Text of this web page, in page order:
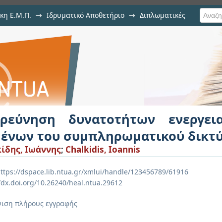
Ε.Μ.Π. → Ιδρυματικό Αποθετήριο → Διπλωματικές
ενεργειακής
Ελλάδας
δυνατοτήτων
του συμπληρωματικού
Ιωάννης; Chalkidis, Ioannis
dspace.lib.ntua.gr/xmlui/handle/123456789/61916
10.26240/heal.ntua.29612
πλήρους εγγραφής